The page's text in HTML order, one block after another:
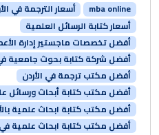
mba online
أسعار الترجمة في
أسعار كتابة الرسائل العلمية
أفضل تخصصات ماجستير إدارة
أفضل شركة كتابة بحوث جامعية
أفضل مكتب ترجمة في الأردن
أفضل مكتب كتابة أبحاث ورسائل
أفضل مكتب كتابة ابحاث علمية
أفضل مكتب كتابة ابحاث علمية في